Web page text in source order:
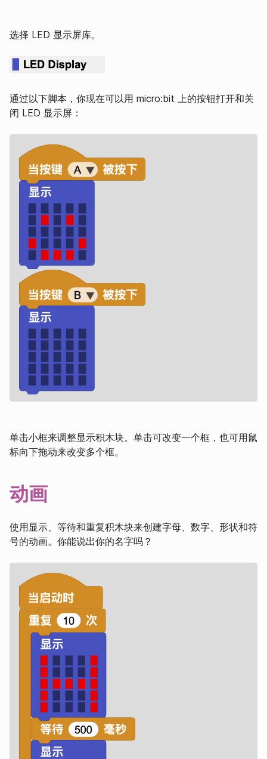
选择 LED 显示屏库。
通过以下脚本，你现在可以用 micro:bit 上的按钮打开和关
闭 LED 显示屏：
单击小框来调整显示积木块。单击可改变一个框，也可用鼠
标向下拖动来改变多个框。
动画
使用显示、等待和重复积木块来创建字母、数字、形状和符
号的动画。你能说出你的名字吗？